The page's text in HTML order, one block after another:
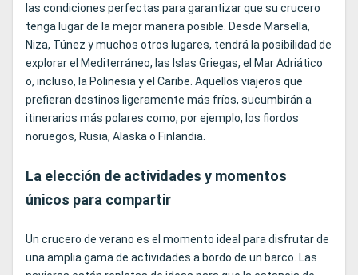
las condiciones perfectas para garantizar que su crucero
tenga lugar de la mejor manera posible. Desde Marsella,
Niza, Túnez y muchos otros lugares, tendrá la posibilidad de
explorar el Mediterráneo, las Islas Griegas, el Mar Adriático
o, incluso, la Polinesia y el Caribe. Aquellos viajeros que
prefieran destinos ligeramente más fríos, sucumbirán a
itinerarios más polares como, por ejemplo, los fiordos
noruegos, Rusia, Alaska o Finlandia.
La elección de actividades y momentos
únicos para compartir
Un crucero de verano es el momento ideal para disfrutar de
una amplia gama de actividades a bordo de un barco. Las